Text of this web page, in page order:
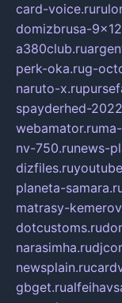
card-voice.ru
domizbrusa-
a380club.ru
perk-oka.rug-
naruto-x.ru
spayderhed-
webamator.ru
nv-750.runews-
dizfiles.ru
planeta-
matrasy-
dotcustoms.ru
narasimha.ru
newsplain.ru
gbget.ru